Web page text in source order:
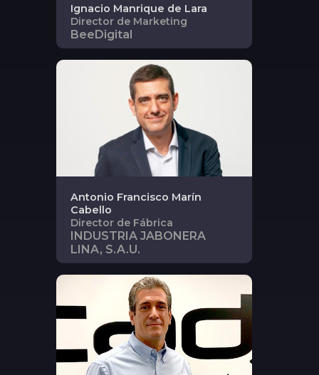
Ignacio Manrique de Lara
Director de Marketing
BeeDigital
Antonio Francisco Marín
Cabello
Director de Fábrica
INDUSTRIA JABONERA
LINA, S.A.U.